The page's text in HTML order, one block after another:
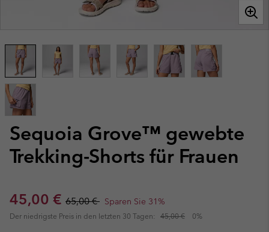
Sequoia Grove™ gewebte
Trekking-Shorts für Frauen
Sale price:
45,00 € Regular price:
65,00 € Sparen Sie 31%
Der niedrigste Preis in den letzten 30 Tagen: 45,00 € 0%